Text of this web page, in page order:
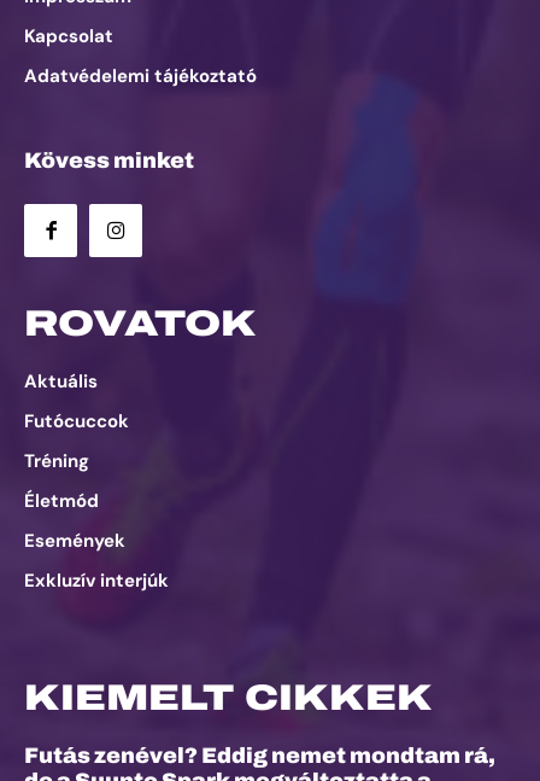
Kapcsolat
Adatvédelemi tájékoztató
Kövess minket
ROVATOK
Aktuális
Futócuccok
Tréning
Életmód
Események
Exkluzív interjúk
KIEMELT CIKKEK
Futás zenével? Eddig nemet mondtam rá,